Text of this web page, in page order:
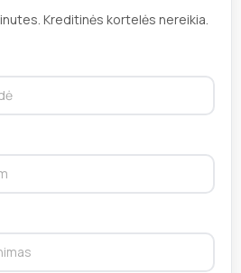
Kreditinės kortelės nereikia.